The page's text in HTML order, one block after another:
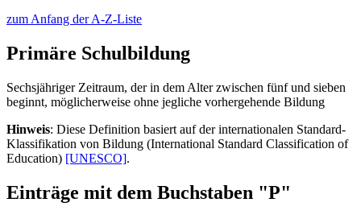
zum Anfang der A-Z-Liste
Primäre Schulbildung
Sechsjähriger Zeitraum, der in dem Alter zwischen fünf und sieben
beginnt, möglicherweise ohne jegliche vorhergehende Bildung
Hinweis: Diese Definition basiert auf der internationalen Standard-
Klassifikation von Bildung (International Standard Classification of
Education) [UNESCO].
Einträge mit dem Buchstaben "P"